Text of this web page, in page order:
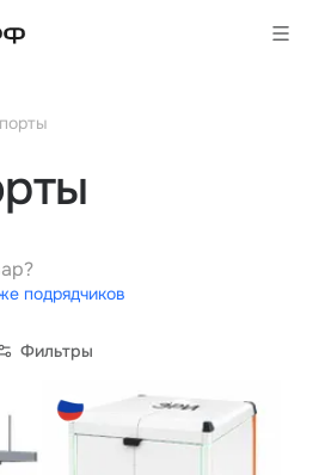
подрядчиков
Фильтры